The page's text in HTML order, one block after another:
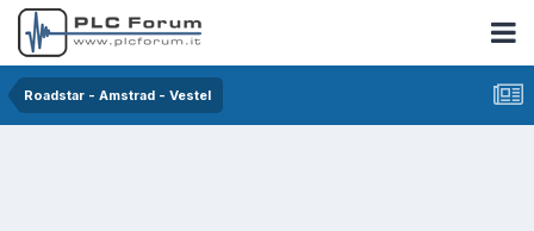
Roadstar - Amstrad - Vestel